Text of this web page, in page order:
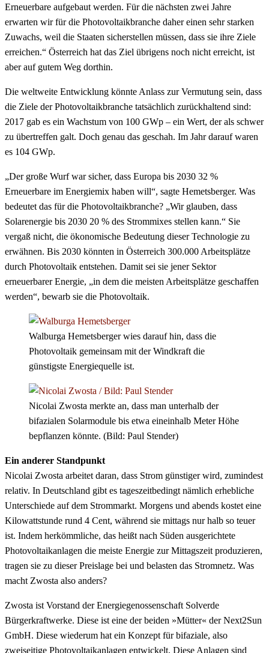
Erneuerbare aufgebaut werden. Für die nächsten zwei Jahre
erwarten wir für die Photovoltaikbranche daher einen sehr starken
Zuwachs, weil die Staaten sicherstellen müssen, dass sie ihre Ziele
erreichen.“ Österreich hat das Ziel übrigens noch nicht erreicht, ist
aber auf gutem Weg dorthin.
Die weltweite Entwicklung könnte Anlass zur Vermutung sein, dass
die Ziele der Photovoltaikbranche tatsächlich zurückhaltend sind:
2017 gab es ein Wachstum von 100 GWp – ein Wert, der als schwer
zu übertreffen galt. Doch genau das geschah. Im Jahr darauf waren
es 104 GWp.
„Der große Wurf war sicher, dass Europa bis 2030 32 %
Erneuerbare im Energiemix haben will“, sagte Hemetsberger. Was
bedeutet das für die Photovoltaikbranche? „Wir glauben, dass
Solarenergie bis 2030 20 % des Strommixes stellen kann.“ Sie
vergaß nicht, die ökonomische Bedeutung dieser Technologie zu
erwähnen. Bis 2030 könnten in Österreich 300.000 Arbeitsplätze
durch Photovoltaik entstehen. Damit sei sie jener Sektor
erneuerbarer Energie, „in dem die meisten Arbeitsplätze geschaffen
werden“, bewarb sie die Photovoltaik.
Walburga Hemetsberger wies darauf hin, dass die
Photovoltaik gemeinsam mit der Windkraft die
günstigste Energiequelle ist.
Nicolai Zwosta merkte an, dass man unterhalb der
bifazialen Solarmodule bis etwa eineinhalb Meter Höhe
bepflanzen könnte. (Bild: Paul Stender)
Ein anderer Standpunkt
Nicolai Zwosta arbeitet daran, dass Strom günstiger wird, zumindest
relativ. In Deutschland gibt es tageszeitbedingt nämlich erhebliche
Unterschiede auf dem Strommarkt. Morgens und abends kostet eine
Kilowattstunde rund 4 Cent, während sie mittags nur halb so teuer
ist. Indem herkömmliche, das heißt nach Süden ausgerichtete
Photovoltaikanlagen die meiste Energie zur Mittagszeit produzieren,
tragen sie zu dieser Preislage bei und belasten das Stromnetz. Was
macht Zwosta also anders?
Zwosta ist Vorstand der Energiegenossenschaft Solverde
Bürgerkraftwerke. Diese ist eine der beiden »Mütter« der Next2Sun
GmbH. Diese wiederum hat ein Konzept für bifaziale, also
zweiseitige Photovoltaikanlagen entwickelt. Diese Anlagen sind